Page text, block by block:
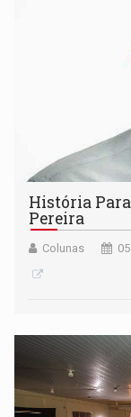
História
Pereira
Colunas